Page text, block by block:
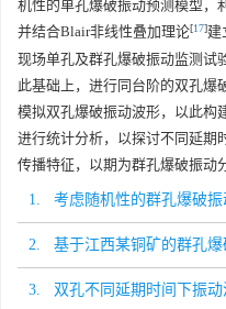
机性的单孔爆破振动预测模型，
并结合Blair非线性叠加理论[17]建
现场单孔及群孔爆破振动监测试
此基础上，进行同台阶的双孔爆
模拟双孔爆破振动波形，以此构
进行统计分析，以探讨不同延期
传播特征，以期为群孔爆破振动
1. 考虑随机性的群孔爆破振
2. 基于江西某铜矿的群孔爆
3. 双孔不同延期时间下振动